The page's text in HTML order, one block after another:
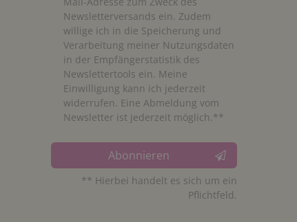
Newsletterversands ein. Zudem
willige ich in die Speicherung und
Verarbeitung meiner Nutzungsdaten
in der Empfängerstatistik des
Newslettertools ein. Meine
Einwilligung kann ich jederzeit
widerrufen. Eine Abmeldung vom
Newsletter ist jederzeit möglich.**
Abonnieren
** Hierbei handelt es sich um ein
Pflichtfeld.